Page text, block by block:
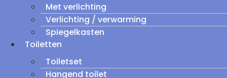
Met verlichting
Verlichting / verwarming
Spiegelkasten
Toiletten
Toiletset
Hangend toilet